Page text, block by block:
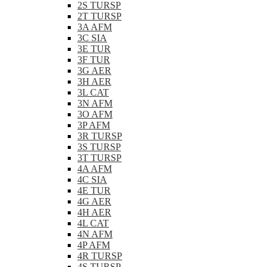
2S TURSP
2T TURSP
3A AFM
3C SIA
3E TUR
3F TUR
3G AER
3H AER
3L CAT
3N AFM
3O AFM
3P AFM
3R TURSP
3S TURSP
3T TURSP
4A AFM
4C SIA
4E TUR
4G AER
4H AER
4L CAT
4N AFM
4P AFM
4R TURSP